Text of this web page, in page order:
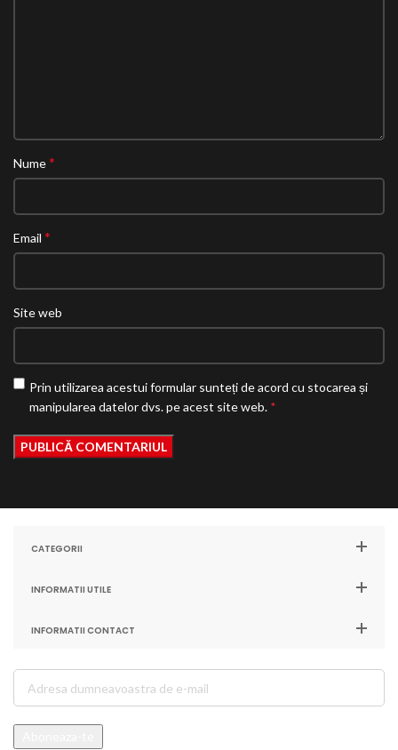
Nume*
Email *
Site web
Prin utilizarea acestui formular sunteți de acord cu stocarea și
manipularea datelor dvs. pe acest site web. *
CATEGORII
INFORMATII UTILE
INFORMATII CONTACT